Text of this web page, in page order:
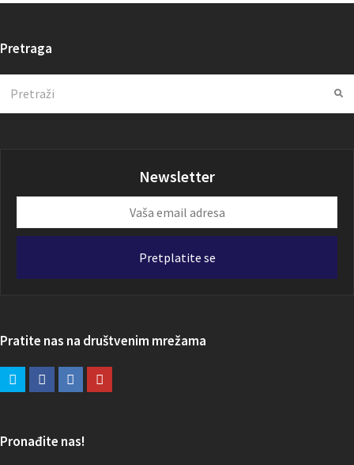
Pretraga
Newsletter
email
Pretplatite se
Pratite nas na društvenim mrežama
Pronađite nas!